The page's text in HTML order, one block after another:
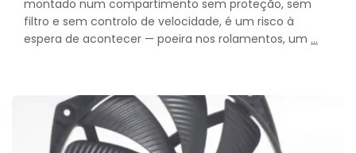
montado num compartimento sem proteção, sem
filtro e sem controlo de velocidade, é um risco à
espera de acontecer — poeira nos rolamentos, um …